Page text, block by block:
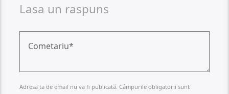
Lasa un raspuns
Adresa ta de email nu va fi publicată. Câmpurile obligatorii sunt